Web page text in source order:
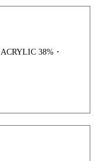
38%・